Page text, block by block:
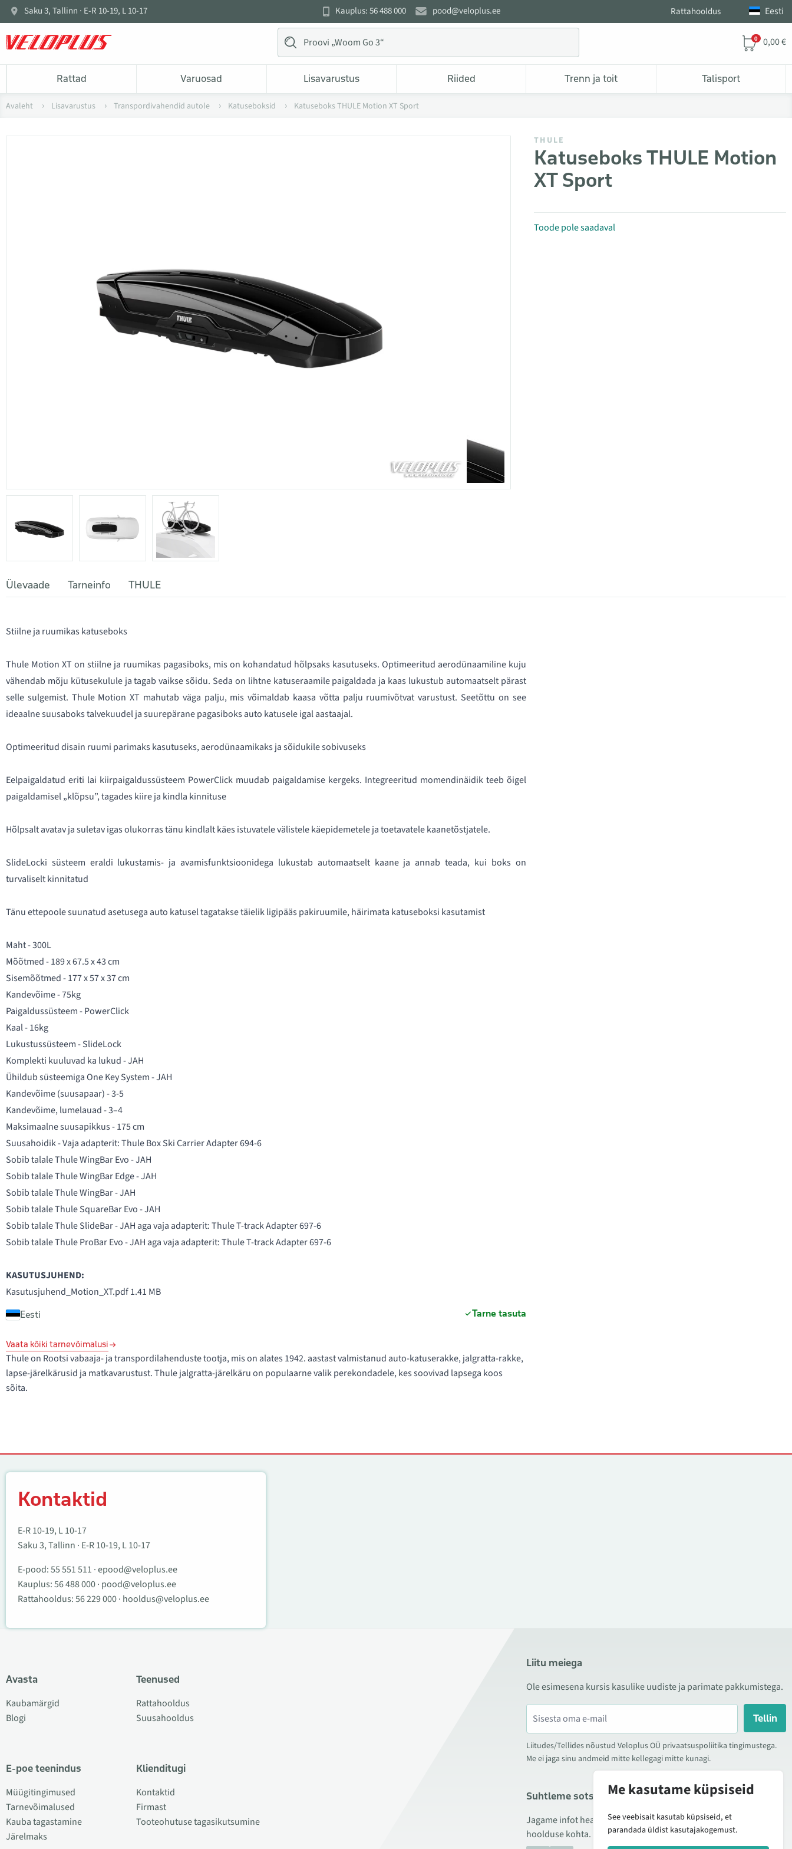
Saku 3, Tallinn · E-R 10-19, L 10-17 Kauplus: 56 488 000 pood@veloplus.ee Rattahooldus Eesti
0 0,00 €
Rattad Varuosad Lisavarustus Riided Trenn ja toit Talisport
Avaleht Lisavarustus Transpordivahendid autole Katuseboksid Katuseboks THULE Motion XT Sport
THULE
Katuseboks THULE Motion
XT Sport
Toode pole saadaval
Ülevaade Tarneinfo THULE
Stiilne ja ruumikas katuseboks
Thule Motion XT on stiilne ja ruumikas pagasiboks, mis on kohandatud hõlpsaks kasutuseks. Optimeeritud aerodünaamiline kuju
vähendab mõju kütusekulule ja tagab vaikse sõidu. Seda on lihtne katuseraamile paigaldada ja kaas lukustub automaatselt pärast
selle sulgemist. Thule Motion XT mahutab väga palju, mis võimaldab kaasa võtta palju ruumivõtvat varustust. Seetõttu on see
ideaalne suusaboks talvekuudel ja suurepärane pagasiboks auto katusele igal aastaajal.
Optimeeritud disain ruumi parimaks kasutuseks, aerodünaamikaks ja sõidukile sobivuseks
Eelpaigaldatud eriti lai kiirpaigaldussüsteem PowerClick muudab paigaldamise kergeks. Integreeritud momendinäidik teeb õigel
paigaldamisel „klõpsu”, tagades kiire ja kindla kinnituse
Hõlpsalt avatav ja suletav igas olukorras tänu kindlalt käes istuvatele välistele käepidemetele ja toetavatele kaanetõstjatele.
SlideLocki süsteem eraldi lukustamis- ja avamisfunktsioonidega lukustab automaatselt kaane ja annab teada, kui boks on
turvaliselt kinnitatud
Tänu ettepoole suunatud asetusega auto katusel tagatakse täielik ligipääs pakiruumile, häirimata katuseboksi kasutamist
Maht - 300L
Mõõtmed - 189 x 67.5 x 43 cm
Sisemõõtmed - 177 x 57 x 37 cm
Kandevõime - 75kg
Paigaldussüsteem - PowerClick
Kaal - 16kg
Lukustussüsteem - SlideLock
Komplekti kuuluvad ka lukud - JAH
Ühildub süsteemiga One Key System - JAH
Kandevõime (suusapaar) - 3-5
Kandevõime, lumelauad - 3–4
Maksimaalne suusapikkus - 175 cm
Suusahoidik - Vaja adapterit:Thule Box Ski Carrier Adapter 694-6
Sobib talale Thule WingBar Evo - JAH
Sobib talale Thule WingBar Edge - JAH
Sobib talale Thule WingBar - JAH
Sobib talale Thule SquareBar Evo - JAH
Sobib talale Thule SlideBar - JAH aga vaja adapterit:Thule T-track Adapter 697-6
Sobib talale Thule ProBar Evo - JAH aga vaja adapterit:Thule T-track Adapter 697-6
KASUTUSJUHEND:
Kasutusjuhend_Motion_XT.pdf1.41 MB
Eesti Tarne tasuta
Vaata kõiki tarnevõimalusi
Thule on Rootsi vabaaja- ja transpordilahenduste tootja, mis on alates 1942. aastast valmistanud auto-katuserakke, jalgratta-rakke,
lapse-järelkärusid ja matkavarustust. Thule jalgratta-järelkäru on populaarne valik perekondadele, kes soovivad lapsega koos
sõita.
Kontaktid
E-R 10-19, L 10-17
Saku 3, Tallinn · E-R 10-19, L 10-17
E-pood:55 551 511 ·epood@veloplus.ee
Kauplus:56 488 000· pood@veloplus.ee
Rattahooldus:56 229 000· hooldus@veloplus.ee
Avasta
Kaubamärgid
Blogi
E-poe teenindus
Müügitingimused
Tarnevõimalused
Kauba tagastamine
Järelmaks
Teenused
Rattahooldus
Suusahooldus
Klienditugi
Kontaktid
Firmast
Tooteohutuse tagasikutsumine
Liitu meiega
Ole esimesena kursis kasulike uudiste ja parimate pakkumistega.
Tellin
Liitudes/Tellides nõustud Veloplus OÜ privaatsuspoliitika tingimustega.
Me ei jaga sinu andmeid mitte kellegagi mitte kunagi.
Suhtleme sotsiaalmeedias
Jagame infot hea hinna kampaaniate, uute toodete ning
hoolduse kohta. Mõnikord teeme ka tooteülevaateid.
Me kasutame küpsiseid
See veebisait kasutab küpsiseid, et
parandada üldist kasutajakogemust.